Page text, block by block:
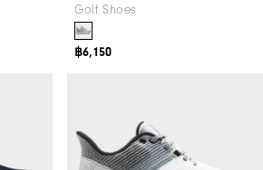
Golf Shoes
฿6,150